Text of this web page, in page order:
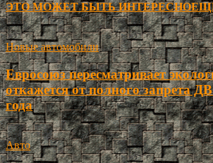
ЭТО МОЖЕТ БЫТЬ ИНТЕРЕСНО
Новые автомобили
Евросоюз пересматривает
откажется от полного запрета
года
Авто